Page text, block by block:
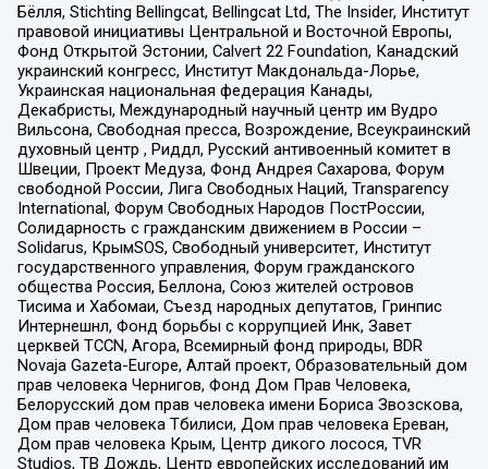
Бёлля, Stichting Bellingcat, Bellingcat Ltd, The Insider, Институт
правовой инициативы Центральной и Восточной Европы,
Фонд Открытой Эстонии, Calvert 22 Foundation, Канадский
украинский конгресс, Институт Макдональда-Лорье,
Украинская национальная федерация Канады,
Декабристы, Международный научный центр им Вудро
Вильсона, Свободная пресса, Возрождение, Всеукраинский
духовный центр , Риддл, Русский антивоенный комитет в
Швеции, Проект Медуза, Фонд Андрея Сахарова, Форум
свободной России, Лига Свободных Наций, Transparеncy
International, Форум Свободных Народов ПостРоссии,
Солидарность с гражданским движением в России –
Solidarus, КрымSOS, Свободный университет, Институт
государственного управления, Форум гражданского
общества Россия, Беллона, Союз жителей островов
Тисима и Хабомаи, Съезд народных депутатов, Гринпис
Интернешнл, Фонд борьбы с коррупцией Инк, Завет
церквей TCCN, Агора, Всемирный фонд природы, BDR
Novaja Gazeta-Europe, Алтай проект, Образовательный дом
прав человека Чернигов, Фонд Дом Прав Человека,
Белорусский дом прав человека имени Бориса Звозскова,
Дом прав человека Тбилиси, Дом прав человека Ереван,
Дом прав человека Крым, Центр дикого лосося, TVR
Studios, ТВ Дождь, Центр европейских исследований им